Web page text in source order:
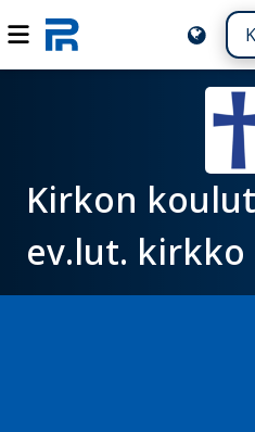
Kirkon
ev.lut. kirkko